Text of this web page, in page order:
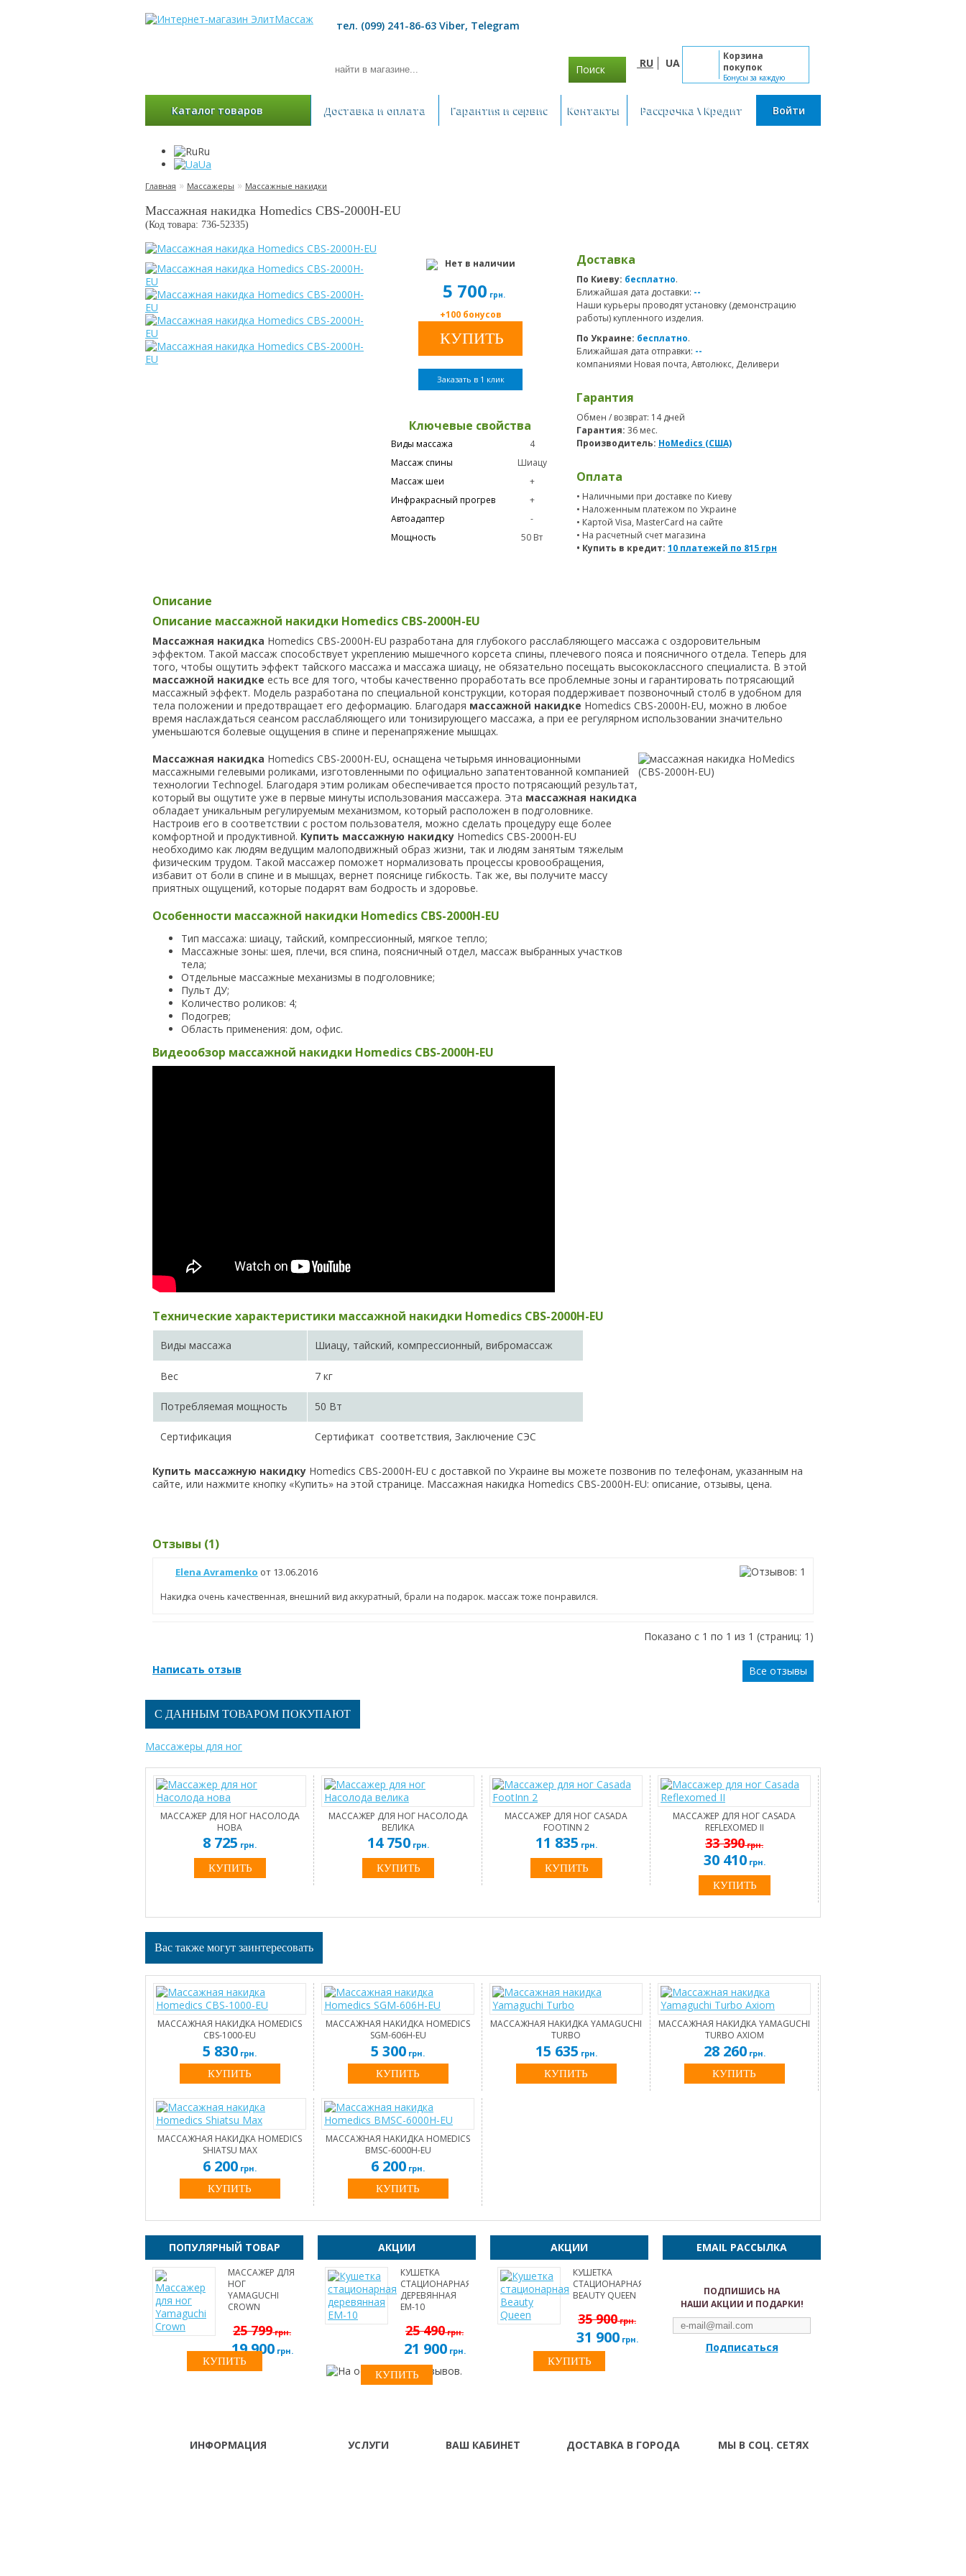
тел. (099) 241-86-63 Viber, Telegram
Поиск RU UA
Корзина
покупок
Бонусы за каждую
покупку
Каталог товаров Доставка и оплата Гарантия и сервис Контакты Рассрочка \ Кредит Войти
Ru
Ua
Главная » Массажеры » Массажные накидки
Массажная накидка Homedics CBS-2000H-EU
(Код товара: 736-52335)
Нет в наличии
5 700 грн.
+100 бонусов
Заказать в 1 клик
Ключевые свойства
Виды массажа
4
Массаж спины
Шиацу
Массаж шеи
+
Инфракрасный прогрев
+
Автоадаптер
-
Мощность
50 Вт
Доставка
По Киеву: бесплатно.
Ближайшая дата доставки: --
Наши курьеры проводят установку (демонстрацию
работы) купленного изделия.
По Украине: бесплатно.
Ближайшая дата отправки: --
компаниями Новая почта, Автолюкс, Деливери
Гарантия
Обмен / возврат: 14 дней
Гарантия: 36 мес.
Производитель: HoMedics (США)
Оплата
• Наличными при доставке по Киеву
• Наложенным платежом по Украине
• Картой Visa, MasterCard на сайте
• На расчетный счет магазина
• Купить в кредит: 10 платежей по 815 грн
Описание
Описание массажной накидки Homedics CBS-2000H-EU
Массажная накидка Homedics CBS-2000H-EU разработана для глубокого расслабляющего массажа с оздоровительным
эффектом. Такой массаж способствует укреплению мышечного корсета спины, плечевого пояса и поясничного отдела. Теперь для
того, чтобы ощутить эффект тайского массажа и массажа шиацу, не обязательно посещать высококлассного специалиста. В этой
массажной накидке есть все для того, чтобы качественно проработать все проблемные зоны и гарантировать потрясающий
массажный эффект. Модель разработана по специальной конструкции, которая поддерживает позвоночный столб в удобном для
тела положении и предотвращает его деформацию. Благодаря массажной накидке Homedics CBS-2000H-EU, можно в любое
время наслаждаться сеансом расслабляющего или тонизирующего массажа, а при ее регулярном использовании значительно
уменьшаются болевые ощущения в спине и перенапряжение мышцах.
Массажная накидка Homedics CBS-2000H-EU, оснащена четырьмя инновационными
массажными гелевыми роликами, изготовленными по официально запатентованной компанией
технологии Technogel. Благодаря этим роликам обеспечивается просто потрясающий результат,
который вы ощутите уже в первые минуты использования массажера. Эта массажная накидка
обладает уникальным регулируемым механизмом, который расположен в подголовнике.
Настроив его в соответствии с ростом пользователя, можно сделать процедуру еще более
комфортной и продуктивной. Купить массажную накидку Homedics CBS-2000H-EU
необходимо как людям ведущим малоподвижный образ жизни, так и людям занятым тяжелым
физическим трудом. Такой массажер поможет нормализовать процессы кровообращения,
избавит от боли в спине и в мышцах, вернет пояснице гибкость. Так же, вы получите массу
приятных ощущений, которые подарят вам бодрость и здоровье.
Особенности массажной накидки Homedics CBS-2000H-EU
Тип массажа: шиацу, тайский, компрессионный, мягкое тепло;
Массажные зоны: шея, плечи, вся спина, поясничный отдел, массаж выбранных участков
тела;
Отдельные массажные механизмы в подголовнике;
Пульт ДУ;
Количество роликов: 4;
Подогрев;
Область применения: дом, офис.
Видеообзор массажной накидки Homedics CBS-2000H-EU
Технические характеристики массажной накидки Homedics CBS-2000H-EU
Виды массажа Шиацу, тайский, компрессионный, вибромассаж
Вес 7 кг
Потребляемая мощность 50 Вт
Сертификация Сертификат соответствия, Заключение СЭС
Купить массажную накидку Homedics CBS-2000H-EU с доставкой по Украине вы можете позвонив по телефонам, указанным на
сайте, или нажмите кнопку «Купить» на этой странице. Массажная накидка Homedics CBS-2000H-EU: описание, отзывы, цена.
Отзывы (1)
Elena Avramenko от 13.06.2016
Накидка очень качественная, внешний вид аккуратный, брали на подарок. массаж тоже понравился.
Показано с 1 по 1 из 1 (страниц: 1)
Написать отзыв Все отзывы
С ДАННЫМ ТОВАРОМ ПОКУПАЮТ
Массажеры для ног
МАССАЖЕР ДЛЯ НОГ НАСОЛОДА
НОВА
8 725 грн.
МАССАЖЕР ДЛЯ НОГ НАСОЛОДА
ВЕЛИКА
14 750грн.
МАССАЖЕР ДЛЯ НОГ CASADA
FOOTINN 2
11 835 грн.
МАССАЖЕР ДЛЯ НОГ CASADA
REFLEXOMED II
33 390грн.
30 410грн.
Вас также могут заинтересовать
МАССАЖНАЯ НАКИДКА HOMEDICS
CBS-1000-EU
5 830 грн.
КУПИТЬ
МАССАЖНАЯ НАКИДКА HOMEDICS
SGM-606H-EU
5 300 грн.
КУПИТЬ
МАССАЖНАЯ НАКИДКА YAMAGUCHI
TURBO
15 635 грн.
КУПИТЬ
МАССАЖНАЯ НАКИДКА YAMAGUCHI
TURBO AXIOM
28 260грн.
КУПИТЬ
МАССАЖНАЯ НАКИДКА HOMEDICS
SHIATSU MAX
6 200 грн.
КУПИТЬ
МАССАЖНАЯ НАКИДКА HOMEDICS
BMSC-6000H-EU
6 200 грн.
КУПИТЬ
ПОПУЛЯРНЫЙ ТОВАР
МАССАЖЕР ДЛЯ
НОГ
YAMAGUCHI
CROWN
25 799грн.
19 900грн.
КУПИТЬ
АКЦИИ
КУШЕТКА
СТАЦИОНАРНАЯ
ДЕРЕВЯННАЯ
EM-10
25 490грн.
21 900грн.
АКЦИИ
КУШЕТКА
СТАЦИОНАРНАЯ
BEAUTY QUEEN
35 900грн.
31 900грн.
EMAIL РАССЫЛКА
ПОДПИШИСЬ НА
НАШИ АКЦИИ И ПОДАРКИ!
Подписаться
ИНФОРМАЦИЯ УСЛУГИ ВАШ КАБИНЕТ ДОСТАВКА В ГОРОДА МЫ В СОЦ. СЕТЯХ